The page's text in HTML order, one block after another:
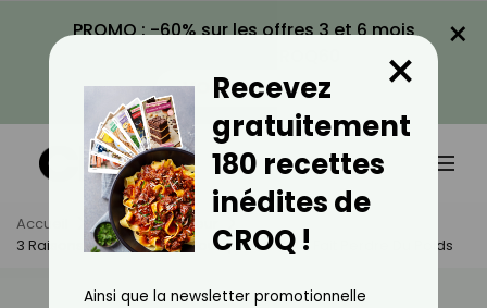
PROMO : -60% sur les offres 3 et 6 mois
VOIR LA PROMO
×
Accueil Actus
Minceur
3 Raisons Qui Expliquent Pourquoi Le Café Fait Perdre Du Poids
Recevez
gratuitement
180 recettes
inédites de
CROQ !
×
Ainsi que la newsletter promotionnelle